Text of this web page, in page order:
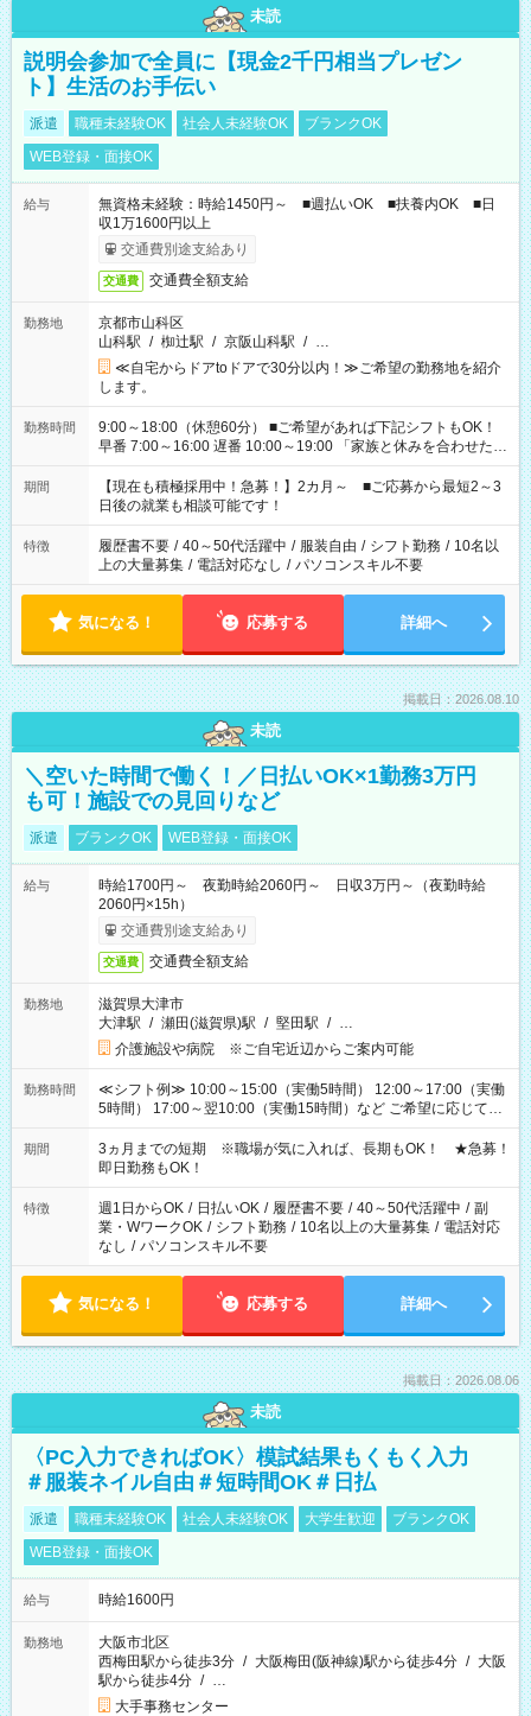
未読
説明会参加で全員に【現金2千円相当プレゼン
ト】生活のお手伝い
派遣 職種未経験OK 社会人未経験OK
ブランクOK
WEB登録・面接OK
給与
無資格未経験：時給1450円～ ■週払いOK ■扶養内OK ■日
収1万1600円以上
交通費別途支給あり
交通費 交通費全額支給
勤務地
京都市山科区
山科駅 / 椥辻駅 / 京阪山科駅 / …
≪自宅からドアtoドアで30分以内！≫ご希望の勤務地を紹介
します。
勤務時間
9:00～18:00（休憩60分） ■ご希望があれば下記シフトもOK！
早番 7:00～16:00 遅番 10:00～19:00 「家族と休みを合わせた
い」 「余裕を持って夕飯の準備がしたい」 「できれば残業はし
たくない」 など、ご希望を教えてくださいね。 ※Wワーク希望
の方へ 今ご覧のお仕事で希望する勤務時間と、もう1つのお仕事
の勤務時間。 合計で週40時間を超える場合は応募できません。
期間
【現在も積極採用中！急募！】2カ月～ ■ご応募から最短2～3
日後の就業も相談可能です！
特徴 履歴書不要 / 40～50代活躍中 / 服装自由 / シフト勤務 / 10名以
上の大量募集 / 電話対応なし / パソコンスキル不要
気になる！ 応募する 詳細へ
掲載日：2026.08.10
未読
＼空いた時間で働く！／日払いOK×1勤務3万円
も可！施設での見回りなど
派遣 ブランクOK WEB登録・面接OK
給与
時給1700円～ 夜勤時給2060円～ 日収3万円～（夜勤時給
2060円×15h）
交通費別途支給あり
交通費 交通費全額支給
勤務地
滋賀県大津市
大津駅 / 瀬田(滋賀県)駅 / 堅田駅 / …
介護施設や病院 ※ご自宅近辺からご案内可能
勤務時間
≪シフト例≫ 10:00～15:00（実働5時間） 12:00～17:00（実働
5時間） 17:00～翌10:00（実働15時間）など ご希望に応じて、
働く時間は調整できます！ お気軽に担当へ相談ください！
期間
3ヵ月までの短期 ※職場が気に入れば、長期もOK！ ★急募！
即日勤務もOK！
特徴 週1日からOK / 日払いOK / 履歴書不要 / 40～50代活躍中 / 副
業・WワークOK / シフト勤務 / 10名以上の大量募集 / 電話対応
なし / パソコンスキル不要
気になる！ 応募する 詳細へ
掲載日：2026.08.06
未読
〈PC入力できればOK〉模試結果もくもく入力
＃服装ネイル自由＃短時間OK＃日払
派遣 職種未経験OK 社会人未経験OK 大学生歓迎
ブランクOK
WEB登録・面接OK
給与 時給1600円
勤務地
大阪市北区
西梅田駅から徒歩3分 / 大阪梅田(阪神線)駅から徒歩4分 / 大阪
駅から徒歩4分 / …
大手事務センター